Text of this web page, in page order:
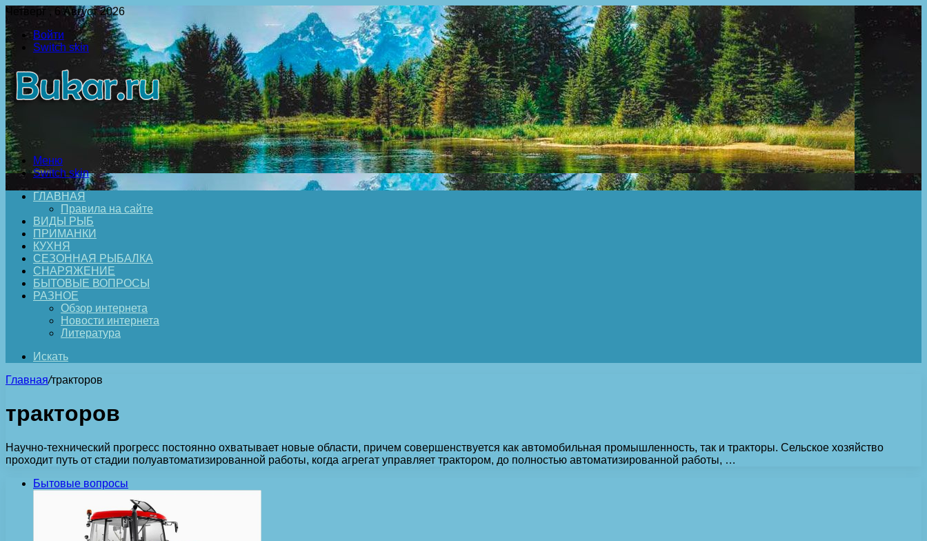
Четверг , 6 Август 2026
Войти
Switch skin
Меню
Switch skin
ГЛАВНАЯ
Правила на сайте
ВИДЫ РЫБ
ПРИМАНКИ
КУХНЯ
СЕЗОННАЯ РЫБАЛКА
СНАРЯЖЕНИЕ
БЫТОВЫЕ ВОПРОСЫ
РАЗНОЕ
Обзор интернета
Новости интернета
Литература
Искать
Главная/тракторов
тракторов
Научно-технический прогресс постоянно охватывает новые области, причем совершенствуется как автомобильная промышленность, так и тракторы. Сельское хозяйство
проходит путь от стадии полуавтоматизированной работы, когда агрегат управляет трактором, до полностью автоматизированной работы, …
Бытовые вопросы